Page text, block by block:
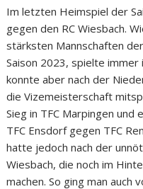
Im letzten Heimspiel der
gegen den RC Wiesbach.
stärksten Mannschaften
Saison 2023, spielte
konnte aber nach der
die Vizemeisterschaft
Sieg in TFC Marpingen
TFC Ensdorf gegen TFC
hatte jedoch nach der
Wiesbach, die noch im
machen. So ging man auch